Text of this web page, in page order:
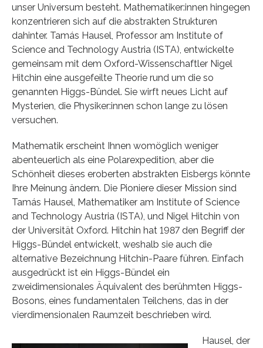
unser Universum besteht. Mathematiker:innen hingegen
konzentrieren sich auf die abstrakten Strukturen
dahinter. Tamás Hausel, Professor am Institute of
Science and Technology Austria (ISTA), entwickelte
gemeinsam mit dem Oxford-Wissenschaftler Nigel
Hitchin eine ausgefeilte Theorie rund um die so
genannten Higgs-Bündel. Sie wirft neues Licht auf
Mysterien, die Physiker:innen schon lange zu lösen
versuchen.
Mathematik erscheint Ihnen womöglich weniger
abenteuerlich als eine Polarexpedition, aber die
Schönheit dieses eroberten abstrakten Eisbergs könnte
Ihre Meinung ändern. Die Pioniere dieser Mission sind
Tamás Hausel, Mathematiker am Institute of Science
and Technology Austria (ISTA), und Nigel Hitchin von
der Universität Oxford. Hitchin hat 1987 den Begriff der
Higgs-Bündel entwickelt, weshalb sie auch die
alternative Bezeichnung Hitchin-Paare führen. Einfach
ausgedrückt ist ein Higgs-Bündel ein
zweidimensionales Äquivalent des berühmten Higgs-
Bosons, eines fundamentalen Teilchens, das in der
vierdimensionalen Raumzeit beschrieben wird.
Hausel, der